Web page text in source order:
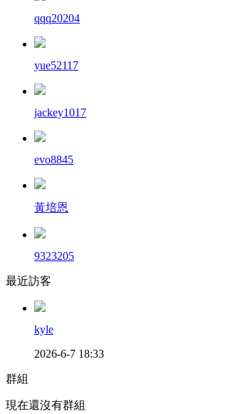
qqq20204
yue52117
jackey1017
evo8845
黃培恩
9323205
最近訪客
kyle
2026-6-7 18:33
群組
現在還沒有群組